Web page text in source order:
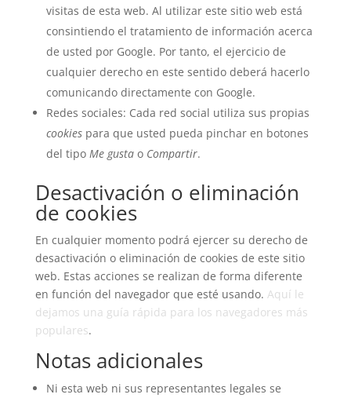
visitas de esta web. Al utilizar este sitio web está
consintiendo el tratamiento de información acerca
de usted por Google. Por tanto, el ejercicio de
cualquier derecho en este sentido deberá hacerlo
comunicando directamente con Google.
Redes sociales: Cada red social utiliza sus propias
cookiespara que usted pueda pinchar en botones
del tipo Me gustao Compartir.
Desactivación o eliminación
de cookies
En cualquier momento podrá ejercer su derecho de
desactivación o eliminación de cookies de este sitio
web. Estas acciones se realizan de forma diferente
en función del navegador que esté usando. Aquí le
dejamos una guía rápida para los navegadores más
populares.
Notas adicionales
Ni esta web ni sus representantes legales se